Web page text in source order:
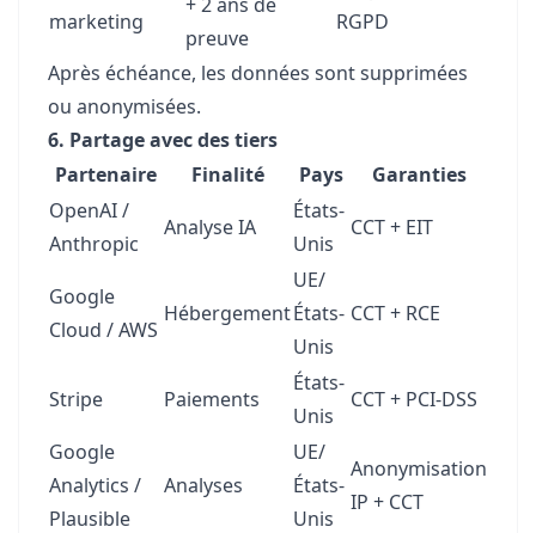
marketing
preuve
RGPD
Après échéance, les données sont supprimées
ou anonymisées.
6. Partage avec des tiers
Partenaire
Finalité Pays
Garanties
OpenAI /
Anthropic
Analyse IA
États-
Unis
CCT + EIT
Google
Cloud / AWS
Hébergement
UE/
États-
Unis
CCT + RCE
Stripe Paiements
États-
Unis
CCT + PCI-DSS
Google
Analytics /
Plausible
Analyses
UE/
États-
Unis
Anonymisation
IP + CCT